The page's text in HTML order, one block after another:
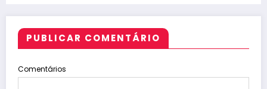
PUBLICAR COMENTÁRIO
Comentários